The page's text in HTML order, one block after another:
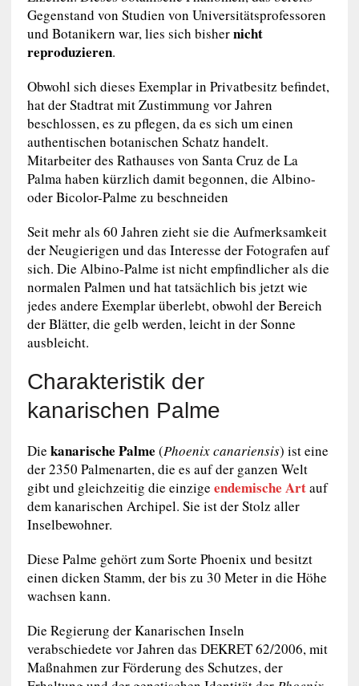
Gegenstand von Studien von Universitätsprofessoren
und Botanikern war, lies sich bishernicht
reproduzieren.
Obwohl sich dieses Exemplar in Privatbesitz befindet,
hat der Stadtrat mit Zustimmung vor Jahren
beschlossen, es zu pflegen, da es sich um einen
authentischen botanischen Schatz handelt.
Mitarbeiter des Rathauses von Santa Cruz de La
Palma haben kürzlich damit begonnen, die Albino-
oder Bicolor-Palme zu beschneiden
Seit mehr als 60 Jahren zieht sie die Aufmerksamkeit
der Neugierigen und das Interesse der Fotografen auf
sich. Die Albino-Palme ist nicht empfindlicher als die
normalen Palmen und hat tatsächlich bis jetzt wie
jedes andere Exemplar überlebt, obwohl der Bereich
der Blätter, die gelb werden, leicht in der Sonne
ausbleicht.
Charakteristik der
kanarischen Palme
Die kanarische Palme (Phoenix canariensis) ist eine
der 2350 Palmenarten, die es auf der ganzen Welt
gibt und gleichzeitig die einzige endemische Artauf
dem kanarischen Archipel. Sie ist der Stolz aller
Inselbewohner.
Diese Palme gehört zum Sorte Phoenix und besitzt
einen dicken Stamm, der bis zu 30 Meter in die Höhe
wachsen kann.
Die Regierung der Kanarischen Inseln
verabschiedete vor Jahren das DEKRET 62/2006, mit
Maßnahmen zur Förderung des Schutzes, der